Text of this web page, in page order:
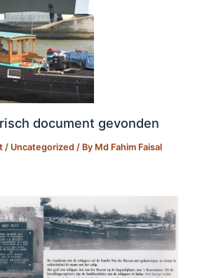
document gevonden
/ Uncategorized / By Md Fahim Faisal